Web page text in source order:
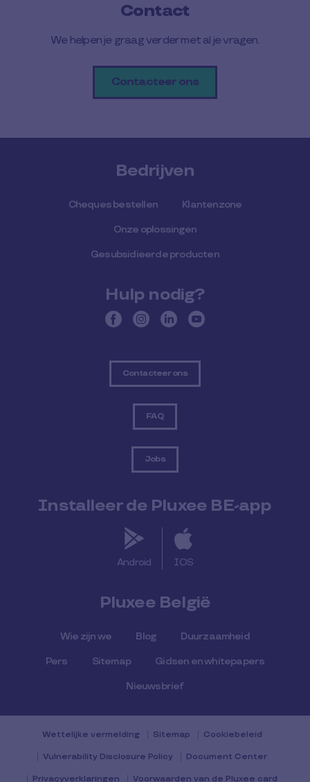
Contact
We helpen je graag verder met al je vragen.
Contacteer ons
Bedrijven
Cheques bestellen Klantenzone
Onze oplossingen
Gesubsidieerde producten
Hulp nodig?
Contacteer ons
FAQ
Jobs
Installeer de Pluxee BE-app
Android IOS
Pluxee België
Wie zijn we Blog Duurzaamheid
Pers Sitemap Gidsen en whitepapers
Nieuwsbrief
Wettelijke vermelding Sitemap Cookiebeleid
Vulnerability Disclosure Policy Document Center
Privacyverklaringen Voorwaarden van de Pluxee card